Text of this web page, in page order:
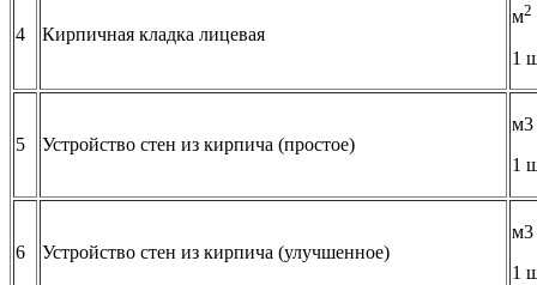
4 Кирпичная кладка лицевая
м2
1
5 Устройство стен из кирпича (простое)
м3
1
6 Устройство стен из кирпича (улучшенное)
м3
1